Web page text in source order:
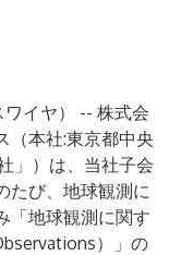
ワイヤ） -- 株式会
（本社:東京都中央
」）は、当社子会
たび、地球観測に
「地球観測に関す
）」の